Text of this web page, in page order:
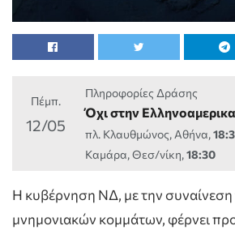
Πληροφορίες Δράσης
Πέμπ.
12/05
Όχι στην
πλ. Κλαυθμώνος, Αθήνα,
Καμάρα, Θεσ/νίκη,18:30
Η κυβέρνηση ΝΔ, με την
μνημονιακών κομμάτων, φέρνει